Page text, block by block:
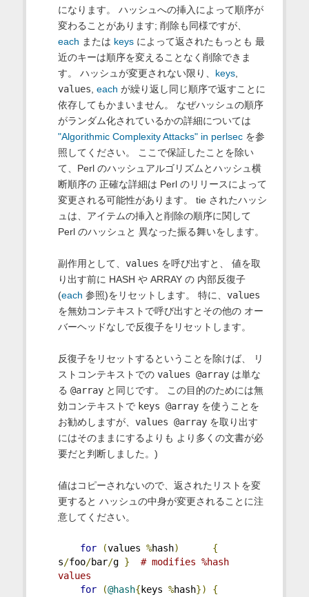
になります。 ハッシュへの挿入によって順序が
変わることがあります; 削除も同様ですが、
each または keysによって返されたもっとも 最
近のキーは順序を変えることなく削除できま
す。 ハッシュが変更されない限り、 keys,
values, each が繰り返し同じ順序で返すことに
依存してもかまいません。 なぜハッシュの順序
がランダム化されているかの詳細については
"Algorithmic Complexity Attacks" in perlsecを参
照してください。 ここで保証したことを除い
て、Perl のハッシュアルゴリズムとハッシュ横
断順序の 正確な詳細は Perl のリリースによって
変更される可能性があります。 tie されたハッシ
ュは、アイテムの挿入と削除の順序に関して
Perl のハッシュと 異なった振る舞いをします。
副作用として、 values を呼び出すと、 値を取
り出す前に HASH や ARRAY の 内部反復子
(each 参照)をリセットします。 特に、 values
を無効コンテキストで呼び出すとその他の オー
バーヘッドなしで反復子をリセットします。
反復子をリセットするということを除けば、 リ
ストコンテキストでの values @arrayは単な
る @arrayと同じです。 この目的のためには無
効コンテキストで keys @arrayを使うことを
お勧めしますが、 values @arrayを取り出す
にはそのままにするよりも より多くの文書が必
要だと判断しました。)
値はコピーされないので、返されたリストを変
更すると ハッシュの中身が変更されることに注
意してください。
for (values %hash)
{
s/foo/bar/g }
# modifies %hash
values
for
(@hash{ keys %hash})
{